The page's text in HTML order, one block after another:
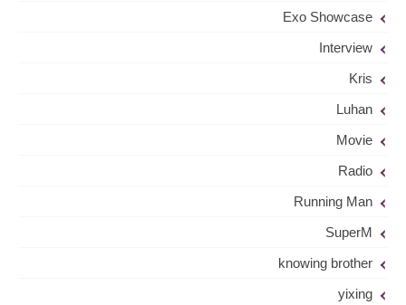
Exo Showcase
Interview
Kris
Luhan
Movie
Radio
Running Man
SuperM
knowing brother
yixing